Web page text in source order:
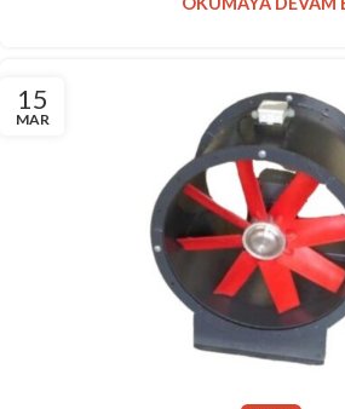
15
MAR